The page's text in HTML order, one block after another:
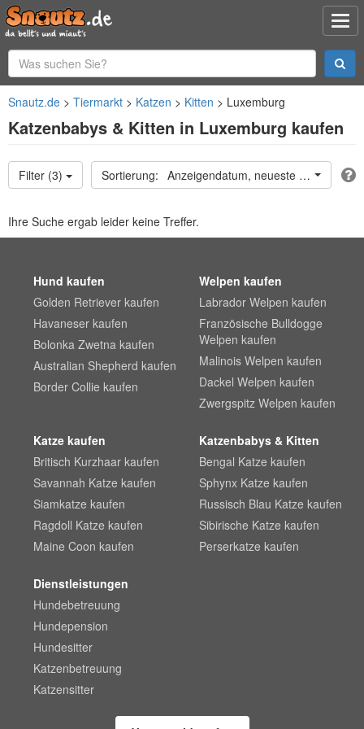
Snautz.de Tiermarkt Katzen Kitten Luxemburg
Katzenbabys & Kitten in Luxemburg kaufen
Filter (3) Anzeigendatum, neueste oben
Ihre Suche ergab leider keine Treffer.
Hund kaufen
Golden Retriever kaufen
Havaneser kaufen
Bolonka Zwetna kaufen
Australian Shepherd kaufen
Border Collie kaufen
Welpen kaufen
Labrador Welpen kaufen
Französische Bulldogge
Welpen kaufen
Malinois Welpen kaufen
Dackel Welpen kaufen
Zwergspitz Welpen kaufen
Katze kaufen
Britisch Kurzhaar kaufen
Savannah Katze kaufen
Siamkatze kaufen
Ragdoll Katze kaufen
Maine Coon kaufen
Katzenbabys & Kitten
Bengal Katze kaufen
Sphynx Katze kaufen
Russisch Blau Katze kaufen
Sibirische Katze kaufen
Perserkatze kaufen
Dienstleistungen
Hundebetreuung
Hundepension
Hundesitter
Katzenbetreuung
Katzensitter